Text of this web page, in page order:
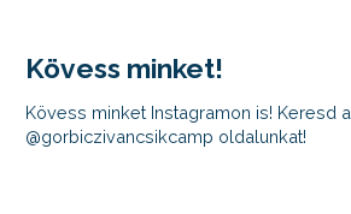
Kövess minket!
Kövess minket Instagramon is! Keresd a
@gorbiczivancsikcamp oldalunkat!